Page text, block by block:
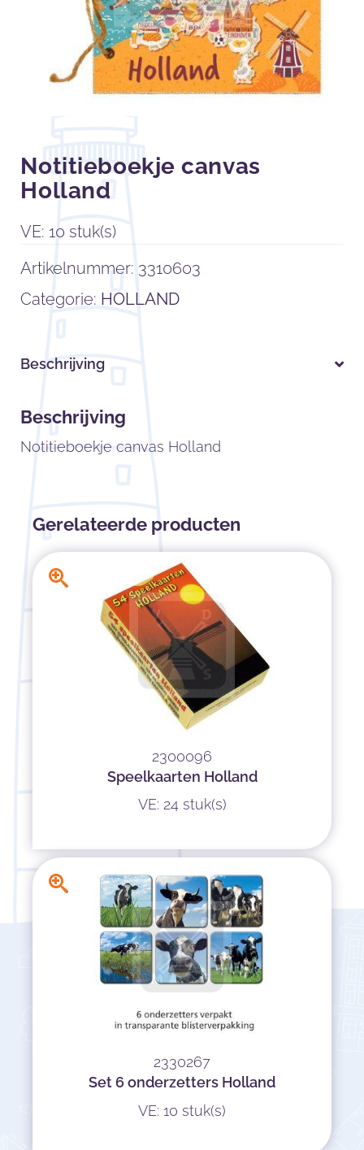
Notitieboekje canvas
Holland
VE: 10 stuk(s)
Artikelnummer: 3310603
Categorie: HOLLAND
Beschrijving
Beschrijving
Notitieboekje canvas Holland
Gerelateerde producten
2300096
Speelkaarten Holland
VE: 24 stuk(s)
2330267
Set 6 onderzetters Holland
VE: 10 stuk(s)